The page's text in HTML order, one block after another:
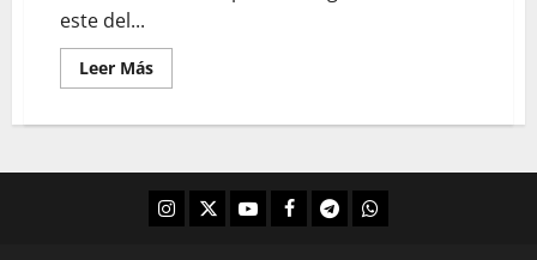
este del...
Leer Más